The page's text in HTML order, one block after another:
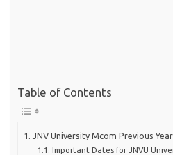
Table of Contents
JNV University Mcom Previous
Important Dates for JNVU